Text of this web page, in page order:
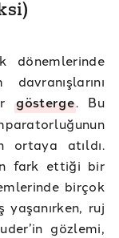
dönemlerinde
gösterge. Bu
ortaya atıldı.
fark ettiği bir
birçok
yaşanırken, ruj
gözlemi,